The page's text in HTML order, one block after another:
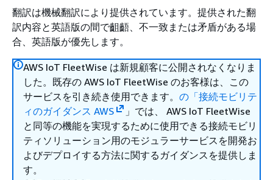
翻訳は機械翻訳により提供されています。提供された翻
訳内容と英語版の間で齟齬、不一致または矛盾がある場
合、英語版が優先します。
AWS IoT FleetWise は新規顧客に公開されなくなりま
した。既存の AWS IoT FleetWise のお客様は、この
サービスを引き続き使用できます。 の「接続モビリテ
ィのガイダンス AWS
」では、 AWS IoT FleetWise
と同等の機能を実現するために使用できる接続モビリ
ティソリューション用のモジュラーサービスを開発お
よびデプロイする方法に関するガイダンスを提供しま
す。